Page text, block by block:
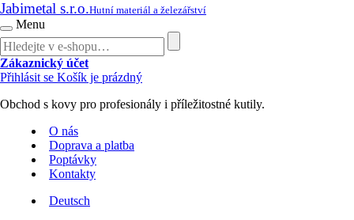
Jabimetal s.r.o.Hutní materiál a železářství
Menu
Zákaznický účet
Přihlásit se Košík je prázdný
Obchod s kovy pro profesionály i příležitostné kutily.
O nás
Doprava a platba
Poptávky
Kontakty
Deutsch